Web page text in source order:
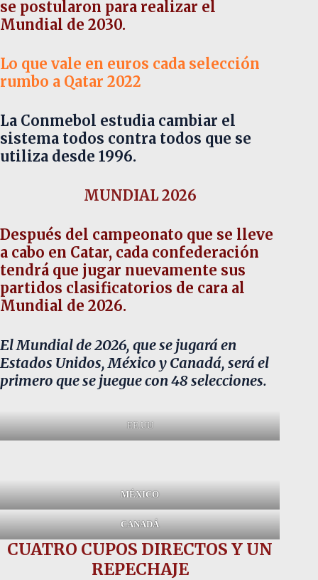
se postularon para realizar el
Mundial de 2030.
Lo que vale en euros cada selección
rumbo a Qatar 2022
La Conmebol estudia cambiar el
sistema todos contra todos que se
utiliza desde 1996.
MUNDIAL 2026
Después del campeonato que se lleve
a cabo en Catar, cada confederación
tendrá que jugar nuevamente sus
partidos clasificatorios de cara al
Mundial de 2026.
El Mundial de 2026, que se jugará en
Estados Unidos, México y Canadá, será el
primero que se juegue con 48 selecciones.
EE.UU
MÉXICO
CANADÁ
CUATRO CUPOS DIRECTOS Y UN
REPECHAJE